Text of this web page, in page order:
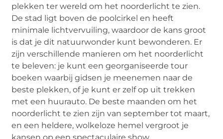
plekken ter wereld om het noorderlicht te zien.
De stad ligt boven de poolcirkel en heeft
minimale lichtvervuiling, waardoor de kans groot
is dat je dit natuurwonder kunt bewonderen. Er
zijn verschillende manieren om het noorderlicht
te beleven: je kunt een georganiseerde tour
boeken waarbij gidsen je meenemen naar de
beste plekken, of je kunt er zelf op uit trekken
met een huurauto. De beste maanden om het
noorderlicht te zien zijn van september tot maart,
en een heldere, wolkeloze hemel vergroot je